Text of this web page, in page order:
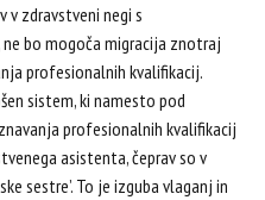
v zdravstveni negi s
bo mogoča migracija znotraj
profesionalnih kvalifikacij.
sistem, ki namesto pod
profesionalnih kvalifikacij
asistenta, čeprav so v
sestre’. To je izguba vlaganj in